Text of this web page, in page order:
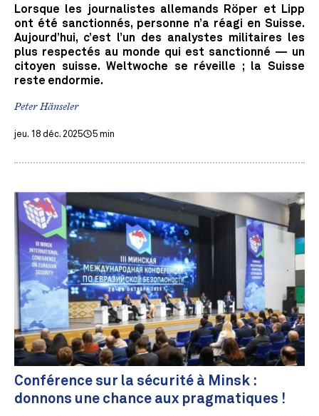
Lorsque les journalistes allemands Röper et Lipp
ont été sanctionnés, personne n’a réagi en Suisse.
Aujourd’hui, c’est l’un des analystes militaires les
plus respectés au monde qui est sanctionné — un
citoyen suisse. Weltwoche se réveille ; la Suisse
reste endormie.
Peter Hänseler
jeu. 18 déc. 2025 5 min
Conférence sur la sécurité à Minsk :
donnons une chance aux pragmatiques !